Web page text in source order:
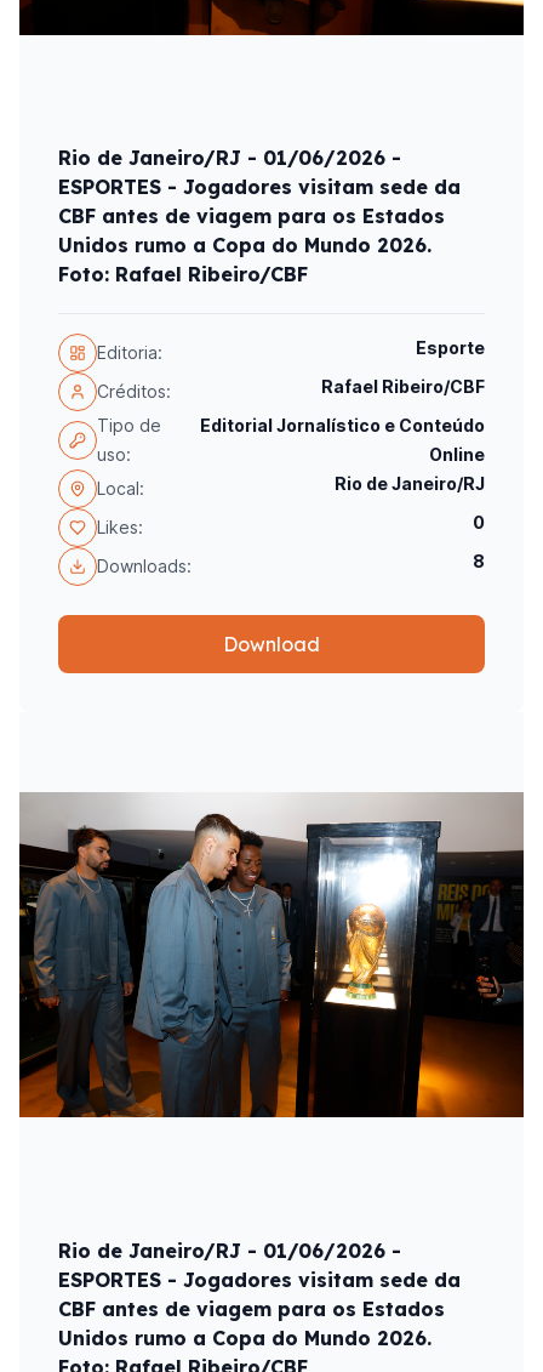
Rio de Janeiro/RJ - 01/06/2026 -
ESPORTES - Jogadores visitam sede da
CBF antes de viagem para os Estados
Unidos rumo a Copa do Mundo 2026.
Foto: Rafael Ribeiro/CBF
Editoria: Esporte
Créditos:
Rafael Ribeiro/CBF
Tipo de
uso:
Editorial Jornalístico e Conteúdo
Online
Local:
Rio de Janeiro/RJ
Likes: 0
Downloads: 8
Download
Rio de Janeiro/RJ - 01/06/2026 -
ESPORTES - Jogadores visitam sede da
CBF antes de viagem para os Estados
Unidos rumo a Copa do Mundo 2026.
Foto: Rafael Ribeiro/CBF